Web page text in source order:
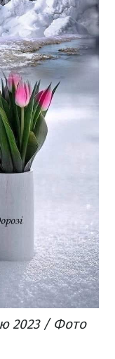
2023 / Фото